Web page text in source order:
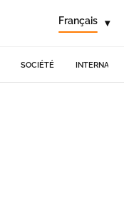
Français ▾
SOCIÉTÉ